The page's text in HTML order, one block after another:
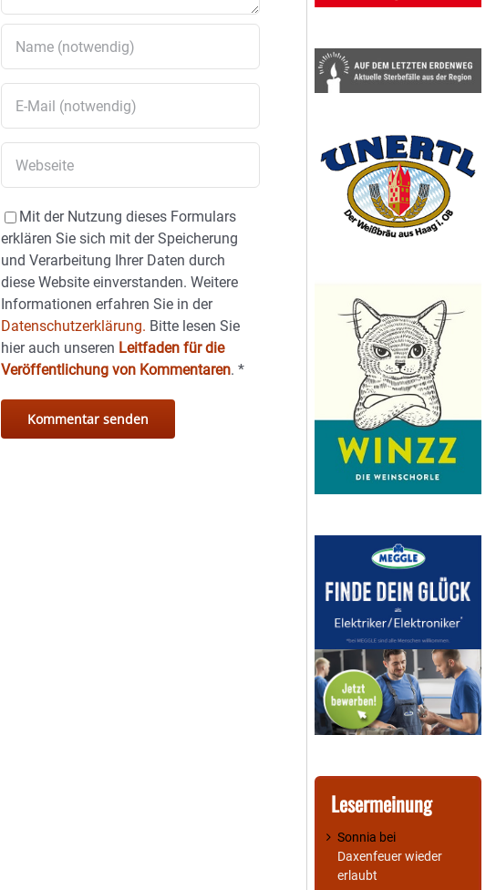
Mit der Nutzung dieses Formulars
erklären Sie sich mit der Speicherung
und Verarbeitung Ihrer Daten durch
diese Website einverstanden. Weitere
Informationen erfahren Sie in der
Datenschutzerklärung. Bitte lesen Sie
hier auch unseren Leitfaden für die
Veröffentlichung von Kommentaren.*
Lesermeinung
Sonnia bei
Daxenfeuer wieder
erlaubt